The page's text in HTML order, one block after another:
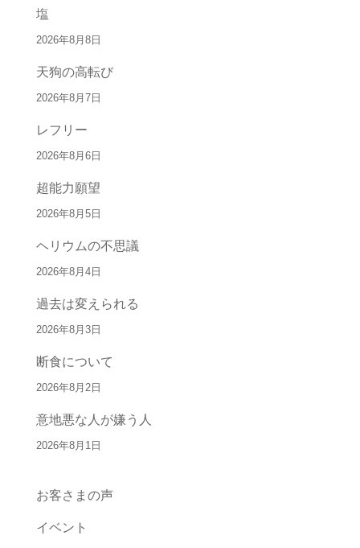
塩
2026年8月8日
天狗の高転び
2026年8月7日
レフリー
2026年8月6日
超能力願望
2026年8月5日
ヘリウムの不思議
2026年8月4日
過去は変えられる
2026年8月3日
断食について
2026年8月2日
意地悪な人が嫌う人
2026年8月1日
お客さまの声
イベント